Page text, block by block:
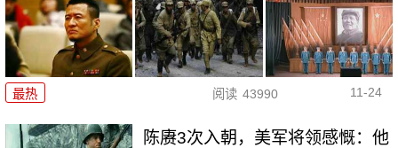
最热 阅读 43990 11-24
陈赓3次入朝，美军将领感慨：他